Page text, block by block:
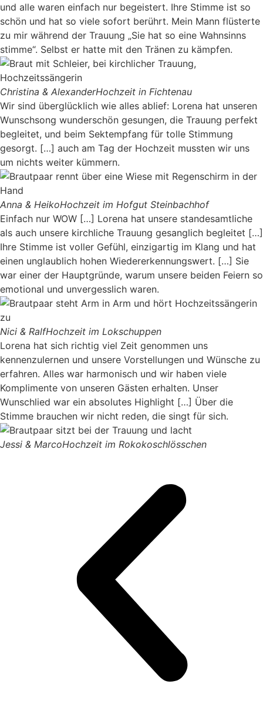
und alle waren einfach nur begeistert. Ihre Stimme ist so
schön und hat so viele sofort berührt. Mein Mann flüsterte
zu mir während der Trauung „Sie hat so eine Wahnsinns
stimme“. Selbst er hatte mit den Tränen zu kämpfen.
Christina & AlexanderHochzeit in Fichtenau
Wir sind überglücklich wie alles ablief: Lorena hat unseren
Wunschsong wunderschön gesungen, die Trauung perfekt
begleitet, und beim Sektempfang für tolle Stimmung
gesorgt. […] auch am Tag der Hochzeit mussten wir uns
um nichts weiter kümmern.
Anna & HeikoHochzeit im Hofgut Steinbachhof
Einfach nur WOW […] Lorena hat unsere standesamtliche
als auch unsere kirchliche Trauung gesanglich begleitet […]
Ihre Stimme ist voller Gefühl, einzigartig im Klang und hat
einen unglaublich hohen Wiedererkennungswert. […] Sie
war einer der Hauptgründe, warum unsere beiden Feiern so
emotional und unvergesslich waren.
Nici & RalfHochzeit im Lokschuppen
Lorena hat sich richtig viel Zeit genommen uns
kennenzulernen und unsere Vorstellungen und Wünsche zu
erfahren. Alles war harmonisch und wir haben viele
Komplimente von unseren Gästen erhalten. Unser
Wunschlied war ein absolutes Highlight […] Über die
Stimme brauchen wir nicht reden, die singt für sich.
Jessi & MarcoHochzeit im Rokokoschlösschen